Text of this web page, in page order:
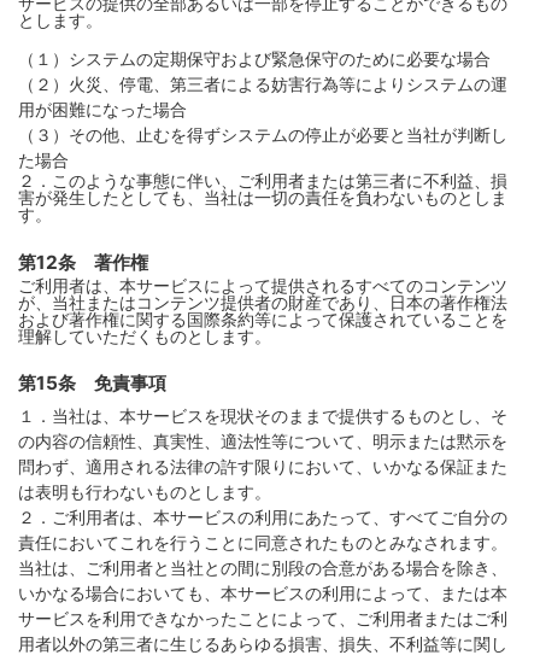
とします。
（１）システムの定期保守および緊急保守のために必要な場合
（２）火災、停電、第三者による妨害行為等によりシステムの運
用が困難になった場合
（３）その他、止むを得ずシステムの停止が必要と当社が判断し
た場合
２．このような事態に伴い、ご利用者または第三者に不利益、損
害が発生したとしても、当社は一切の責任を負わないものとしま
す。
第12条 著作権
ご利用者は、本サービスによって提供されるすべてのコンテンツ
が、当社またはコンテンツ提供者の財産であり、日本の著作権法
および著作権に関する国際条約等によって保護されていることを
理解していただくものとします。
第15条 免責事項
１．当社は、本サービスを現状そのままで提供するものとし、そ
の内容の信頼性、真実性、適法性等について、明示または黙示を
問わず、適用される法律の許す限りにおいて、いかなる保証また
は表明も行わないものとします。
２．ご利用者は、本サービスの利用にあたって、すべてご自分の
責任においてこれを行うことに同意されたものとみなされます。
当社は、ご利用者と当社との間に別段の合意がある場合を除き、
いかなる場合においても、本サービスの利用によって、または本
サービスを利用できなかったことによって、ご利用者またはご利
用者以外の第三者に生じるあらゆる損害、損失、不利益等に関し